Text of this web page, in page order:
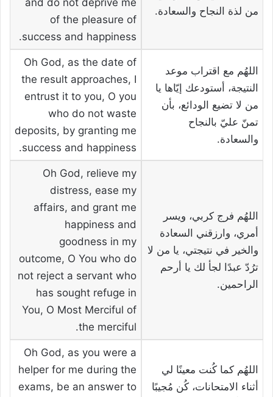
من لذة النجاح والسعادة.
and do not deprive me
of the pleasure of
success and happiness.
اللهُم مع اقتراب موعد
النتيجة، أستودعك إيّاها يا
من لا تضيع الودائع، بأن
تمنّ عليّ بالنجاح
والسعادة.
Oh God, as the date of
the result approaches, I
entrust it to you, O you
who do not waste
deposits, by granting me
success and happiness.
اللهُم فرج كربي، ويسر
أمري، وارزقني السعادة
والخير في نتيجتي، يا من لا
ترُدّ عبدًا لجأ لك يا أرحم
الراحمين.
Oh God, relieve my
distress, ease my
affairs, and grant me
happiness and
goodness in my
outcome, O You who do
not reject a servant who
has sought refuge in
You, O Most Merciful of
the merciful.
اللهُم كما كُنت معينًا لي
أثناء الامتحانات، كُن مُجيبًا
Oh God, as you were a
helper for me during the
exams, be an answer to